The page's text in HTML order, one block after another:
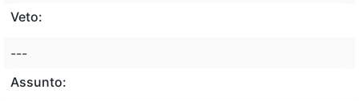
Veto:
---
Assunto: